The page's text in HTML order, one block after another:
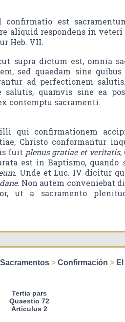
confirmatio est
aliquid respondens in veteri
Heb. VII.
supra dictum est, omnia
sed quaedam sine
ad perfectionem
quamvis sine ea
contemptu sacramenti.
qui confirmationem
Christo conformantur
fuit plenus gratiae et veritatis,
est in Baptismo, quando
. Unde et Luc. IV dicitur
. Non autem conveniebat
ut a sacramento
> Confirmación >
Tertia pars
Quaestio 72
Articulus 2